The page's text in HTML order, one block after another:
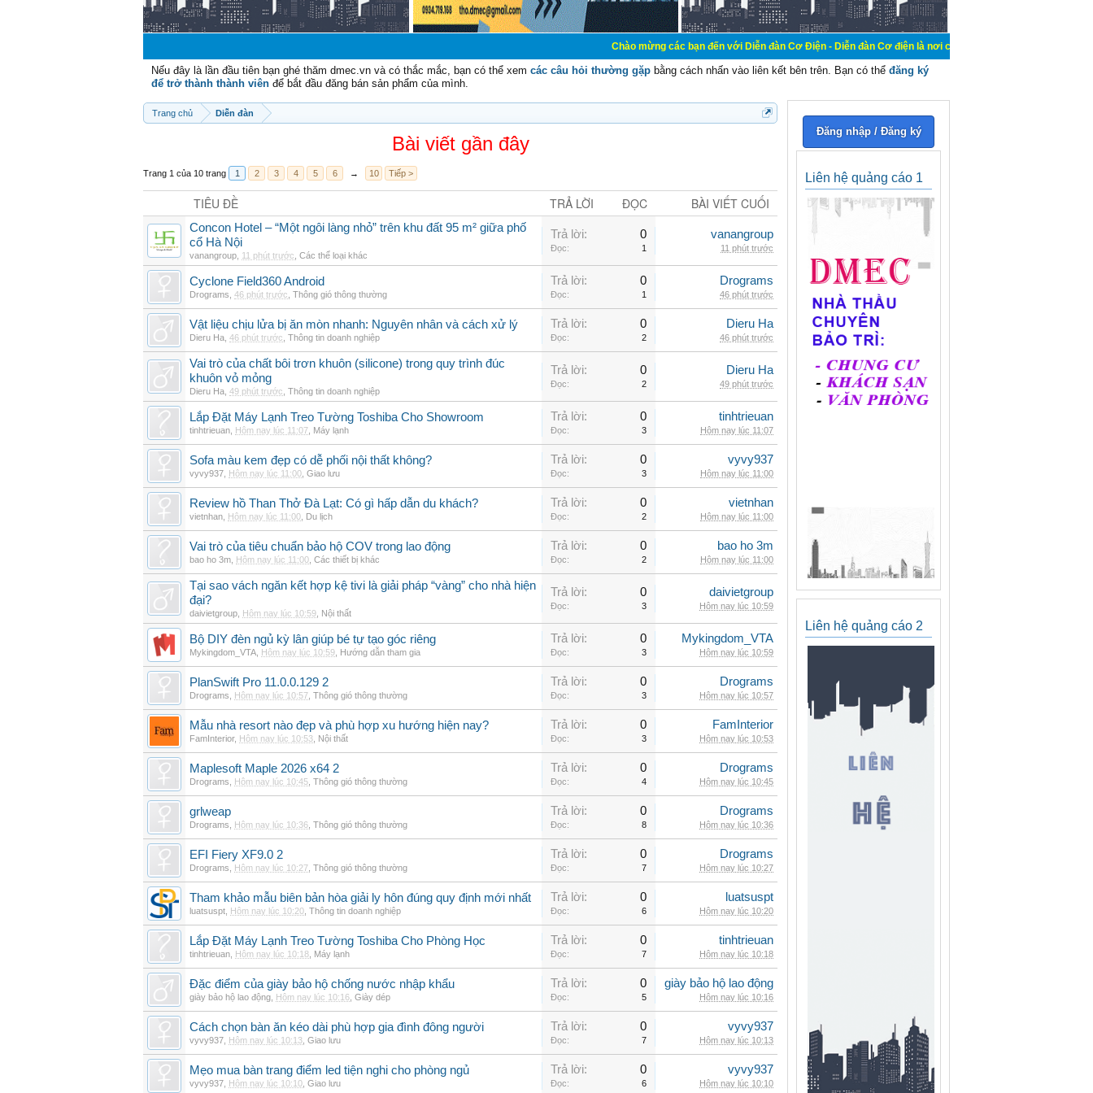
Chào mừng các bạn đến với Diễn đàn Cơ Điện - Diễn đàn Cơ điện là nơi chia sẽ kiến thức kinh nghiệm trong lãnh
Nếu đây là lần đầu tiên bạn ghé thăm dmec.vn và có thắc mắc, bạn có thể xem các câu hỏi thường gặp bằng cách nhấn vào liên kết bên trên. Bạn có thể đăng ký
để trở thành thành viên để bắt đầu đăng bán sản phẩm của mình.
Trang chủ Diễn đàn
Bài viết gần đây
Trang 1 của 10 trang 1 2 3 4 5 6 → 10 Tiếp >
TIÊU ĐỀ TRẢ LỜI ĐỌC BÀI VIẾT CUỐI
Concon Hotel – “Một ngôi làng nhỏ” trên khu đất 95 m² giữa phố
cổ Hà Nội
vanangroup 11 phút trước Các thể loại khác
Trả lời: 0
Đọc: 1
vanangroup
11 phút trước
Cyclone Field360 Android
Drograms 46 phút trước Thông gió thông thường
Trả lời: 0
Đọc: 1
Drograms
46 phút trước
Vật liệu chịu lửa bị ăn mòn nhanh: Nguyên nhân và cách xử lý
Dieru Ha 46 phút trước Thông tin doanh nghiệp
Trả lời: 0
Đọc: 2
Dieru Ha
46 phút trước
Vai trò của chất bôi trơn khuôn (silicone) trong quy trình đúc
khuôn vỏ mỏng
Dieru Ha 49 phút trước Thông tin doanh nghiệp
Trả lời: 0
Đọc: 2
Dieru Ha
49 phút trước
Lắp Đặt Máy Lạnh Treo Tường Toshiba Cho Showroom
tinhtrieuan Hôm nay lúc 11:07 Máy lạnh
Trả lời: 0
Đọc: 3
tinhtrieuan
Hôm nay lúc 11:07
Sofa màu kem đẹp có dễ phối nội thất không?
vyvy937 Hôm nay lúc 11:00 Giao lưu
Trả lời: 0
Đọc: 3
vyvy937
Hôm nay lúc 11:00
Review hồ Than Thở Đà Lạt: Có gì hấp dẫn du khách?
vietnhan Hôm nay lúc 11:00 Du lịch
Trả lời: 0
Đọc: 2
vietnhan
Hôm nay lúc 11:00
Vai trò của tiêu chuẩn bảo hộ COV trong lao động
bao ho 3m Hôm nay lúc 11:00 Các thiết bị khác
Trả lời: 0
Đọc: 2
bao ho 3m
Hôm nay lúc 11:00
Tại sao vách ngăn kết hợp kệ tivi là giải pháp “vàng” cho nhà hiện
đại?
daivietgroup Hôm nay lúc 10:59 Nội thất
Trả lời: 0
Đọc: 3
daivietgroup
Hôm nay lúc 10:59
Bộ DIY đèn ngủ kỳ lân giúp bé tự tạo góc riêng
Mykingdom_VTA Hôm nay lúc 10:59 Hướng dẫn tham gia
Trả lời: 0
Đọc: 3
Mykingdom_VTA
Hôm nay lúc 10:59
PlanSwift Pro 11.0.0.129 2
Drograms Hôm nay lúc 10:57 Thông gió thông thường
Trả lời: 0
Đọc: 3
Drograms
Hôm nay lúc 10:57
Mẫu nhà resort nào đẹp và phù hợp xu hướng hiện nay?
FamInterior, Hôm nay lúc 10:53 Nội thất
Trả lời: 0
Đọc: 3
FamInterior
Hôm nay lúc 10:53
Maplesoft Maple 2026 x64 2
Drograms Hôm nay lúc 10:45 Thông gió thông thường
Trả lời: 0
Đọc: 4
Drograms
Hôm nay lúc 10:45
grlweap
Drograms Hôm nay lúc 10:36 Thông gió thông thường
Trả lời: 0
Đọc: 8
Drograms
Hôm nay lúc 10:36
EFI Fiery XF9.0 2
Drograms Hôm nay lúc 10:27 Thông gió thông thường
Trả lời: 0
Đọc: 7
Drograms
Hôm nay lúc 10:27
Tham khảo mẫu biên bản hòa giải ly hôn đúng quy định mới nhất
luatsuspt Hôm nay lúc 10:20 Thông tin doanh nghiệp
Trả lời: 0
Đọc: 6
luatsuspt
Hôm nay lúc 10:20
Lắp Đặt Máy Lạnh Treo Tường Toshiba Cho Phòng Học
tinhtrieuan Hôm nay lúc 10:18 Máy lạnh
Trả lời: 0
Đọc: 7
tinhtrieuan
Hôm nay lúc 10:18
Đặc điểm của giày bảo hộ chống nước nhập khẩu
giày bảo hộ lao động Hôm nay lúc 10:16 Giày dép
Trả lời: 0
Đọc: 5
giày bảo hộ lao động
Hôm nay lúc 10:16
Cách chọn bàn ăn kéo dài phù hợp gia đình đông người
vyvy937 Hôm nay lúc 10:13 Giao lưu
Trả lời: 0
Đọc: 7
vyvy937
Hôm nay lúc 10:13
Mẹo mua bàn trang điểm led tiện nghi cho phòng ngủ
vyvy937 Hôm nay lúc 10:10 Giao lưu
Trả lời: 0
Đọc: 6
vyvy937
Hôm nay lúc 10:10
Đăng nhập / Đăng ký
Liên hệ quảng cáo 1
Liên hệ quảng cáo 2